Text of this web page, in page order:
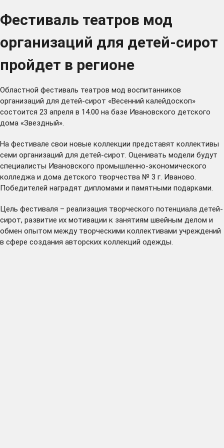
Фестиваль театров мод
организаций для детей-сирот
пройдет в регионе
Областной фестиваль театров мод воспитанников
организаций для детей-сирот «Весенний калейдоскоп»
состоится 23 апреля в 14.00 на базе Ивановского детского
дома «Звездный».
На фестивале свои новые коллекции представят коллективы
семи организаций для детей-сирот. Оценивать модели будут
специалисты Ивановского промышленно-экономического
колледжа и дома детского творчества № 3 г. Иваново.
Победителей наградят дипломами и памятными подарками.
Цель фестиваля – реализация творческого потенциала детей-
сирот, развитие их мотивации к занятиям швейным делом и
обмен опытом между творческими коллективами учреждений
в сфере создания авторских коллекций одежды.